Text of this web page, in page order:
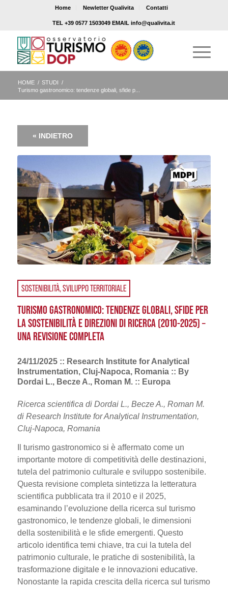
Home Newletter Qualivita Contatti
TEL +39 0577 1503049 EMAIL info@qualivita.it
HOME / STUDI /
Turismo gastronomico: tendenze globali, sfide p...
« INDIETRO
SOSTENIBILITÀ,SVILUPPO TERRITORIALE
TURISMO GASTRONOMICO: TENDENZE GLOBALI, SFIDE PER
LA SOSTENIBILITÀ E DIREZIONI DI RICERCA (2010-2025) –
UNA REVISIONE COMPLETA
24/11/2025 :: Research Institute for Analytical
Instrumentation, Cluj-Napoca, Romania :: By
Dordai L., Becze A., Roman M. :: Europa
Ricerca scientifica di Dordai L., Becze A., Roman M.
di Research Institute for Analytical Instrumentation,
Cluj-Napoca, Romania
Il turismo gastronomico si è affermato come un
importante motore di competitività delle destinazioni,
tutela del patrimonio culturale e sviluppo sostenibile.
Questa revisione completa sintetizza la letteratura
scientifica pubblicata tra il 2010 e il 2025,
esaminando l’evoluzione della ricerca sul turismo
gastronomico, le tendenze globali, le dimensioni
della sostenibilità e le sfide emergenti. Questo
articolo identifica temi chiave, tra cui la tutela del
patrimonio culturale, le pratiche di sostenibilità, la
trasformazione digitale e le innovazioni educative.
Nonostante la rapida crescita della ricerca sul turismo